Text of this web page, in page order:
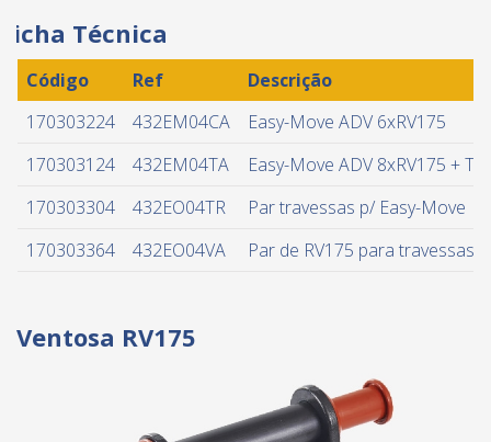
Ficha Técnica
Código Ref
Descrição
170303224
432EM04CA
Easy-Move ADV 6xRV175
170303124
432EM04TA
Easy-Move ADV 8xRV175 +
170303304
432EO04TR
Par travessas p/ Easy-Move
170303364
432EO04VA Par de RV175 para travessas
Ventosa RV175